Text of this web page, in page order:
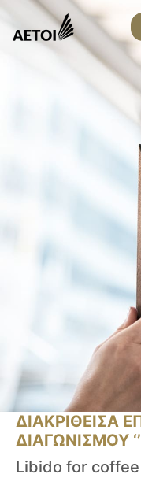
ΔΙΑΚΡΙΘΕΙΣΑ
ΔΙΑΓΩΝΙΣΜΟΥ ‘’
Libido for coffee